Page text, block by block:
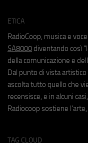
ETICA
RadioCoop, musica e
SA8000 diventando così
della comunicazione e
Dal punto di vista
ascolta tutto quello che
recensisce, e in alcuni
Radiocoop sostiene
TAG CLOUD